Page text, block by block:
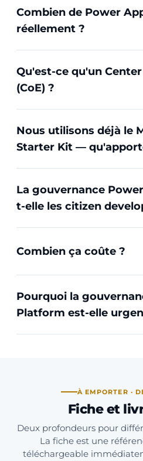
Combien de Power
réellement ?
Qu'est-ce qu'un
(CoE) ?
Nous utilisons déjà le
Starter Kit —
La gouvernance
t-elle les citizen
Combien ça coûte ?
Pourquoi la
Platform est-elle
À EMPORTER ·
Fiche et
Deux profondeurs pour
La fiche est une
téléchargeable